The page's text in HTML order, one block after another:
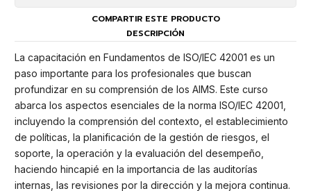
COMPARTIR ESTE PRODUCTO
DESCRIPCIÓN
La capacitación en Fundamentos de ISO/IEC 42001 es un
paso importante para los profesionales que buscan
profundizar en su comprensión de los AIMS. Este curso
abarca los aspectos esenciales de la norma ISO/IEC 42001,
incluyendo la comprensión del contexto, el establecimiento
de políticas, la planificación de la gestión de riesgos, el
soporte, la operación y la evaluación del desempeño,
haciendo hincapié en la importancia de las auditorías
internas, las revisiones por la dirección y la mejora continua.